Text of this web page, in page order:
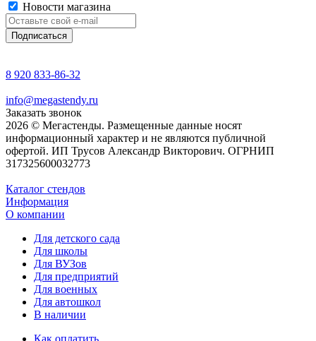
Новости магазина
8 920 833-86-32
info@megastendy.ru
Заказать звонок
2026 © Мегастенды. Размещенные данные носят
информационный характер и не являются публичной
офертой. ИП Трусов Александр Викторович. ОГРНИП
317325600032773
Каталог стендов
Информация
О компании
Для детского сада
Для школы
Для ВУЗов
Для предприятий
Для военных
Для автошкол
В наличии